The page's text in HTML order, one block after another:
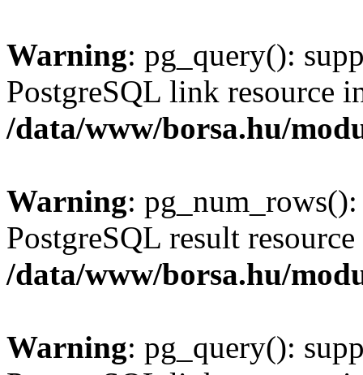
Warning: pg_query():
PostgreSQL link resource
/data/www/borsa.hu/
Warning:
PostgreSQL result
/data/www/borsa.hu/
Warning: pg_query():